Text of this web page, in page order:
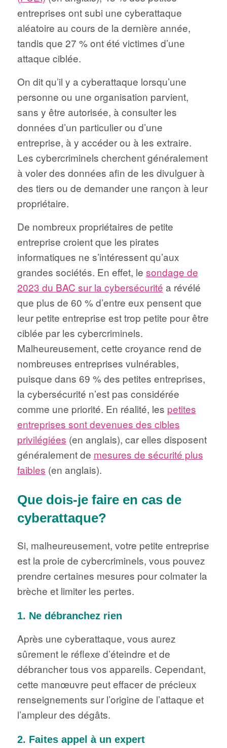
entreprises ont subi une cyberattaque
aléatoire au cours de la dernière année,
tandis que 27 % ont été victimes d’une
attaque ciblée.
On dit qu’il y a cyberattaque lorsqu’une
personne ou une organisation parvient,
sans y être autorisée, à consulter les
données d’un particulier ou d’une
entreprise, à y accéder ou à les extraire.
Les cybercriminels cherchent généralement
à voler des données afin de les divulguer à
des tiers ou de demander une rançon à leur
propriétaire.
De nombreux propriétaires de petite
entreprise croient que les pirates
informatiques ne s’intéressent qu’aux
grandes sociétés. En effet, le sondage de
2023 du BAC sur la cybersécurité a révélé
que plus de 60 % d’entre eux pensent que
leur petite entreprise est trop petite pour être
ciblée par les cybercriminels.
Malheureusement, cette croyance rend de
nombreuses entreprises vulnérables,
puisque dans 69 % des petites entreprises,
la cybersécurité n’est pas considérée
comme une priorité. En réalité, les petites
entreprises sont devenues des cibles
privilégiées (en anglais), car elles disposent
généralement de mesures de sécurité plus
faibles (en anglais).
Que dois-je faire en cas de
cyberattaque?
Si, malheureusement, votre petite entreprise
est la proie de cybercriminels, vous pouvez
prendre certaines mesures pour colmater la
brèche et limiter les pertes.
1. Ne débranchez rien
Après une cyberattaque, vous aurez
sûrement le réflexe d’éteindre et de
débrancher tous vos appareils. Cependant,
cette manœuvre peut effacer de précieux
renseignements sur l’origine de l’attaque et
l’ampleur des dégâts.
2. Faites appel à un expert